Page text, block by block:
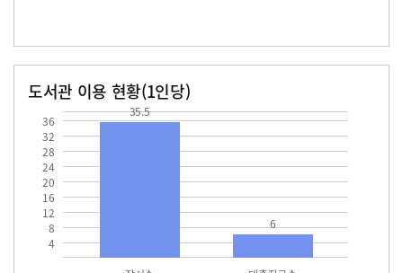
도서관 이용 현황(1인당)
4
8
12
16
20
24
28
32
36
35.5
6